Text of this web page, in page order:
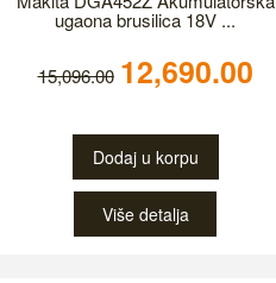
ugaona brusilica 18V ...
15,096.00 12,690.00
Dodaj u korpu
Više detalja